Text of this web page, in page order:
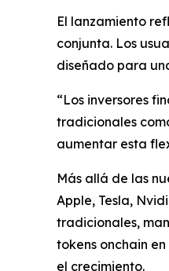
El lanzamiento
conjunta. Los
diseñado para
“Los inversores
tradicionales
aumentar esta
Más allá de las
Apple, Tesla,
tradicionales,
tokens onchain
el crecimiento.